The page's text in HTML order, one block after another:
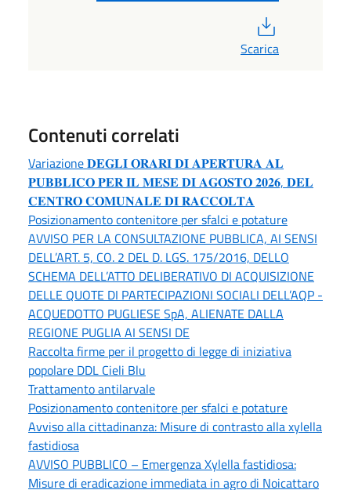
Scarica
Contenuti correlati
Variazione 𝐃𝐄𝐆𝐋𝐈 𝐎𝐑𝐀𝐑𝐈 𝐃𝐈 𝐀𝐏𝐄𝐑𝐓𝐔𝐑𝐀 𝐀𝐋
𝐏𝐔𝐁𝐁𝐋𝐈𝐂𝐎 𝐏𝐄𝐑 𝐈𝐋 𝐌𝐄𝐒𝐄 𝐃𝐈 𝐀𝐆𝐎𝐒𝐓𝐎 𝟐𝟎𝟐𝟔, 𝐃𝐄𝐋
𝐂𝐄𝐍𝐓𝐑𝐎 𝐂𝐎𝐌𝐔𝐍𝐀𝐋𝐄 𝐃𝐈 𝐑𝐀𝐂𝐂𝐎𝐋𝐓𝐀
Posizionamento contenitore per sfalci e potature
AVVISO PER LA CONSULTAZIONE PUBBLICA, AI SENSI
DELL’ART. 5, CO. 2 DEL D. LGS. 175/2016, DELLO
SCHEMA DELL’ATTO DELIBERATIVO DI ACQUISIZIONE
DELLE QUOTE DI PARTECIPAZIONI SOCIALI DELL’AQP -
ACQUEDOTTO PUGLIESE SpA, ALIENATE DALLA
REGIONE PUGLIA AI SENSI DE
Raccolta firme per il progetto di legge di iniziativa
popolare DDL Cieli Blu
Trattamento antilarvale
Posizionamento contenitore per sfalci e potature
Avviso alla cittadinanza: Misure di contrasto alla xylella
fastidiosa
AVVISO PUBBLICO – Emergenza Xylella fastidiosa:
Misure di eradicazione immediata in agro di Noicattaro